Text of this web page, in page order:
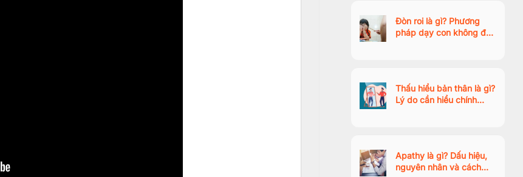
Đòn roi là gì? Phương
pháp dạy con không đòn
Thấu hiểu bản thân là gì?
Lý do cần hiểu chính
Apathy là gì? Dấu hiệu,
nguyên nhân và cách